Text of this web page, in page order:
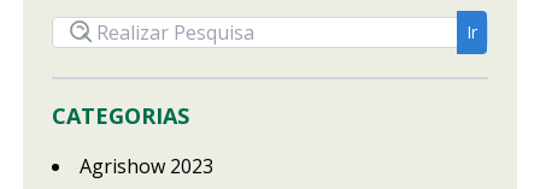
CATEGORIAS
Agrishow 2023